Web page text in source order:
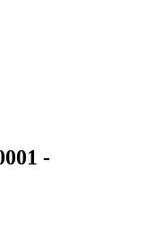
-